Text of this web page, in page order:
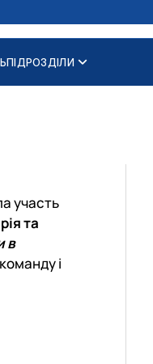
ПІДРОЗДІЛИ
Василя Зіно…
участь
та
в
і